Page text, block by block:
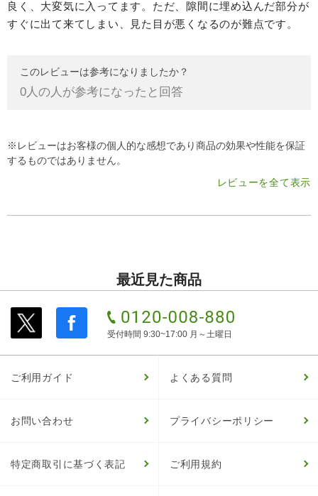
良く、大変気に入ってます。ただ、隙間に埋め込んだ部分が
すぐに出て来てしまい、見た目が悪くなるのが難点です。
このレビューは参考になりましたか？
0 人の人が参考になったと回答
※レビューはお客様の個人的な感想であり商品の効果や性能を保証
するものではありません。
レビューを全て表示
最近見た商品
受付時間 9:30~17:00 月～土曜日
ご利用ガイド よくある質問
お問い合わせ プライバシーポリシー
特定商取引に基づく表記 ご利用規約